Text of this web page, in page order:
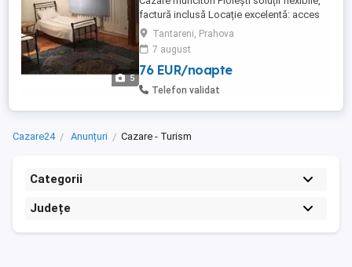
5
factură inclusă Locație excelentă: acces
rapid către centre comerciale, rafinării și
zone industriale din Ploiești Apartament în
vilă capacitate mare 4 camere | până la 11
persoane 1 baie, bucătărie complet utilată
TV, balcon, grătar ...
Tantareni, Prahova
7 august
76 EUR/noapte
Telefon validat
Cazare24 Anunțuri Cazare - Turism
Categorii
Județe